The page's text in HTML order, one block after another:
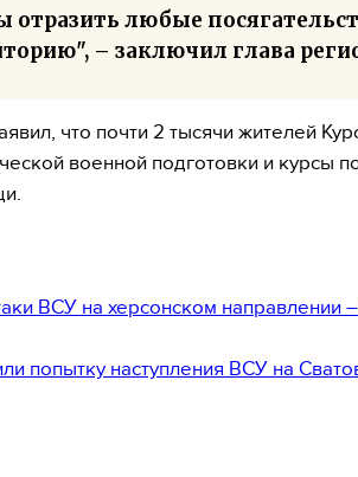
любые
– заключил глава
что почти 2 тысячи жителей
военной подготовки и курсы
ВСУ на херсонском направлении
попытку наступления ВСУ на